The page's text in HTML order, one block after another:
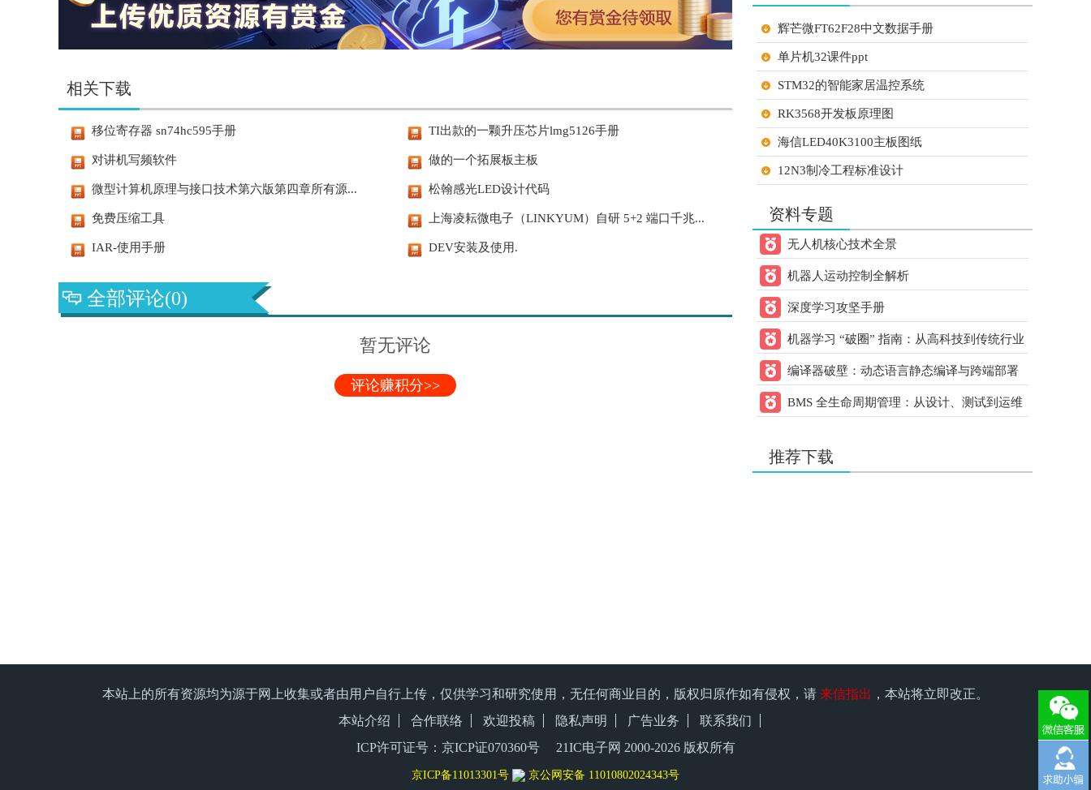
相关下载
移位寄存器 sn74hc595手册 TI出款的一颗升压芯片lmg5126手册
对讲机写频软件 做的一个拓展板主板
微型计算机原理与接口技术第六版第四章所有源... 松翰感光LED设计代码
免费压缩工具 上海凌耘微电子（LINKYUM）自研 5+2 端口千兆...
IAR-使用手册 DEV安装及使用.
全部评论(0)
暂无评论
评论赚积分>>
用户：gsy幸运
21ic下载 打赏 60.00 元
用户：zhengdai
21ic下载 打赏 60.00元
lanmukk
21ic下载 打赏60.00 元
用户：烟雨
21ic下载 打赏20.00元
1天前
用户：w993263495
21ic下载 打赏 30.00
用户：
21ic下载 打赏 20.00 元
用户：w178191520
21ic下载 打赏20.00 元
1天前
用户：liqiang9090
21ic下载 打赏20.00元
1天前
用户：xuzhen1
用户：有理想666
用户： qingsong08
辉芒微FT62F28中文数据手册
单片机32课件ppt
STM32的智能家居温控系统
RK3568开发板原理图
海信LED40K3100主板图纸
12N3制冷工程标准设计
STM32单片机超市智能购物车
8层电脑主板
FOC控制学校笔记
资料专题
无人机核心技术全景
机器人运动控制全解析
深度学习攻坚手册
机器学习 “破圈” 指南：从高科技到传统行业
的跨领域应用方案
编译器破壁：动态语言静态编译与跨端部署
核心方案
BMS 全生命周期管理：从设计、测试到运维
推荐下载
本站上的所有资源均为源于网上收集或者由用户自行上传，仅供学习和研究使用，无任何商业目的，版权归原作如有侵权，请 来信指出 ，本站将立即改正。
本站介绍
合作联络 欢迎投稿 隐私声明 广告业务
联系我们
ICP许可证号：京ICP证070360号 21IC电子网 2000-2026 版权所有
京ICP备11013301号 京公网安备 11010802024343号